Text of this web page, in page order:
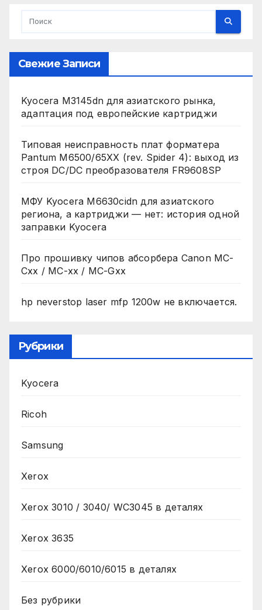
Свежие Записи
Kyocera M3145dn для азиатского рынка,
адаптация под европейские картриджи
Типовая неисправность плат форматера
Pantum M6500/65XX (rev. Spider 4): выход из
строя DC/DC преобразователя FR9608SP
МФУ Kyocera M6630cidn для азиатского
региона, а картриджи — нет: история одной
заправки Kyocera
Про прошивку чипов абсорбера Canon MC-
Cxx / MC-xx / MC-Gxx
hp neverstop laser mfp 1200w не включается.
Рубрики
Kyocera
Ricoh
Samsung
Xerox
Xerox 3010 / 3040/ WC3045 в деталях
Xerox 3635
Xerox 6000/6010/6015 в деталях
Без рубрики